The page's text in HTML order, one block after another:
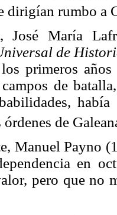
dirigían rumbo a
José María
de
primeros
de
de
Manuel Payno
en
pero que no